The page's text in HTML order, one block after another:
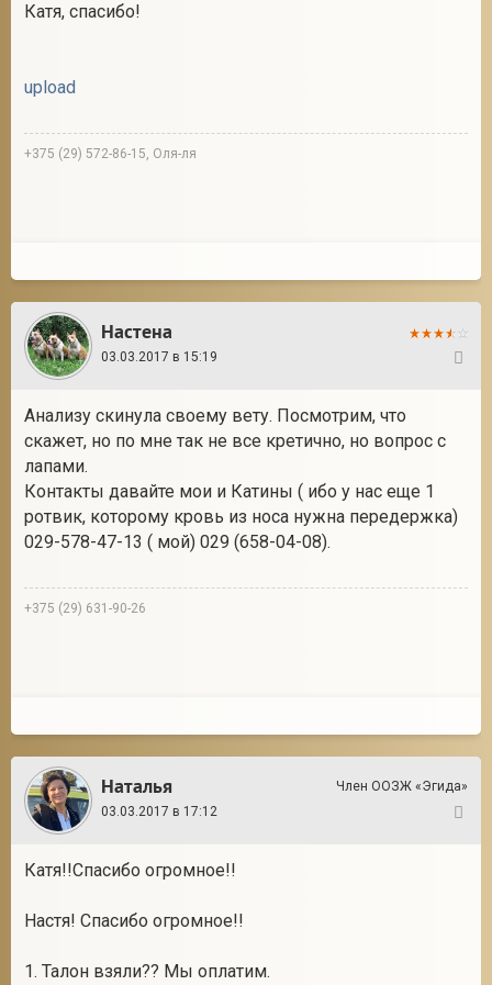
Катя, спасибо!
upload
+375 (29) 572-86-15, Оля-ля
Настена
03.03.2017 в 15:19
Анализу скинула своему вету. Посмотрим, что
скажет, но по мне так не все кретично, но вопрос с
лапами.
Контакты давайте мои и Катины ( ибо у нас еще 1
ротвик, которому кровь из носа нужна передержка)
029-578-47-13 ( мой) 029 (658-04-08).
+375 (29) 631-90-26
Наталья
Член ООЗЖ «Эгида»
03.03.2017 в 17:12
Катя!!Спасибо огромное!!
Настя! Спасибо огромное!!
1. Талон взяли?? Мы оплатим.